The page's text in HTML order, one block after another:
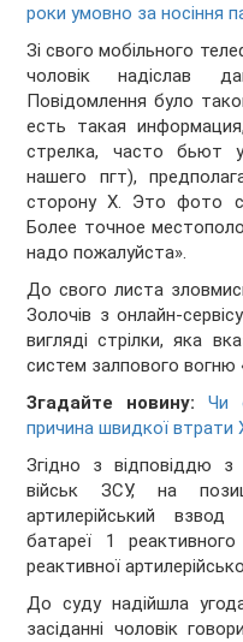
роки умовно за носіння
Зі свого мобільного
чоловік надіслав
Повідомлення було
есть такая
стрелка, часто бьют
нашего пгт),
сторону Х. Это фото с
Более точное
надо пожалуйста».
До свого листа
Золочів з онлайн-
вигляді стрілки, яка
систем залпового вогню
Згадайте новину:Чи
причина швидкої втрати
Згідно з відповіддю
військ ЗСУ, на
артилерійський взвод
батареї 1 реактивного
реактивної
До суду надійшла
засіданні чоловік